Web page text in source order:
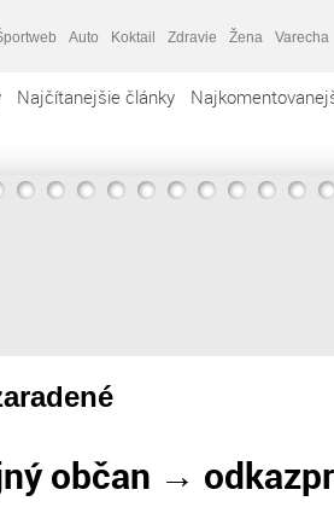
Auto Koktail Zdravie Žena Varecha
Najčítanejšie články
občan →